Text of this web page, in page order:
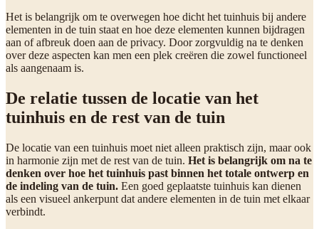
Het is belangrijk om te overwegen hoe dicht het tuinhuis bij andere
elementen in de tuin staat en hoe deze elementen kunnen bijdragen
aan of afbreuk doen aan de privacy. Door zorgvuldig na te denken
over deze aspecten kan men een plek creëren die zowel functioneel
als aangenaam is.
De relatie tussen de locatie van het
tuinhuis en de rest van de tuin
De locatie van een tuinhuis moet niet alleen praktisch zijn, maar ook
in harmonie zijn met de rest van de tuin. Het is belangrijk om na te
denken over hoe het tuinhuis past binnen het totale ontwerp en
de indeling van de tuin. Een goed geplaatste tuinhuis kan dienen
als een visueel ankerpunt dat andere elementen in de tuin met elkaar
verbindt.